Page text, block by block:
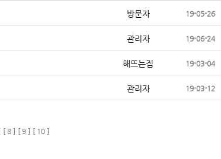
방문자 19-05-26
관리자 19-06-24
해뜨는집 19-03-04
관리자 19-03-12
[ 8 ] [ 9 ] [ 10 ]